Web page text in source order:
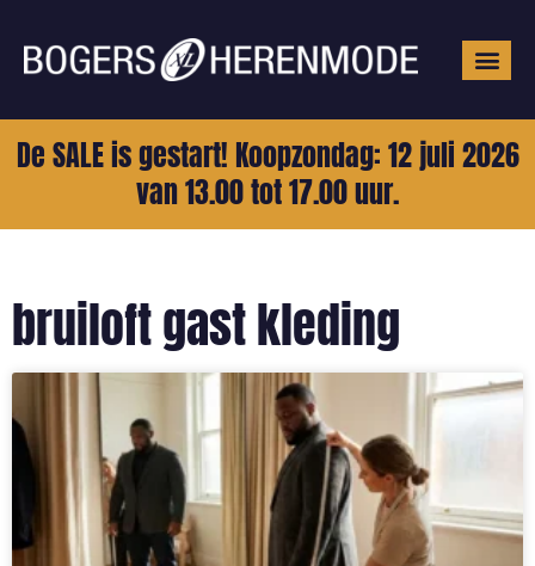
De SALE is gestart! Koopzondag: 12 juli 2026
van 13.00 tot 17.00 uur.
bruiloft gast kleding